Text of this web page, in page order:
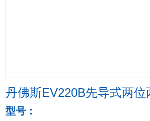
丹佛斯EV220B先导式两位
型号：